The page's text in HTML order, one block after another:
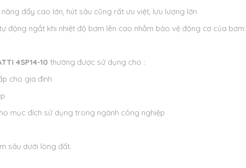
đẩy cao lớn, hút sâu cũng rất ưu việt, lưu lượng lớn
động ngắt khi nhiệt độ bơm lên cao nhằm bảo vệ động cơ của bơm.
4SP14-10 thường được sử dụng cho :
cho gia đình
mục đích sử dụng trong ngành công nghiệp
sâu dưới lòng đất.